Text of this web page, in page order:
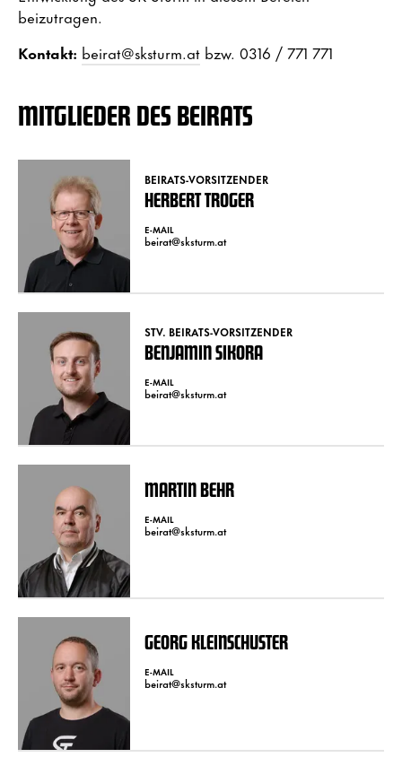
beizutragen.
Kontakt: beirat@sksturm.at bzw. 0316 / 771 771
MITGLIEDER DES BEIRATS
BEIRATS-VORSITZENDER
HERBERT TROGER
E-MAIL
beirat@sksturm.at
STV. BEIRATS-VORSITZENDER
BENJAMIN SIKORA
E-MAIL
beirat@sksturm.at
MARTIN BEHR
E-MAIL
beirat@sksturm.at
GEORG KLEINSCHUSTER
E-MAIL
beirat@sksturm.at